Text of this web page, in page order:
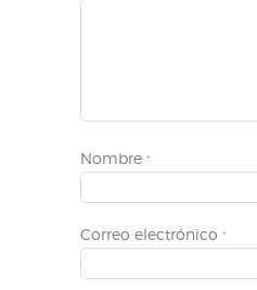
Nombre *
Correo electrónico *